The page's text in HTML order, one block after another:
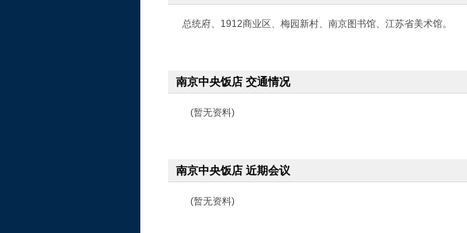
总统府、1912商业区、梅园新村、南京图书馆、江苏省美术馆。
南京中央饭店 交通情况
(暂无资料)
南京中央饭店 近期会议
(暂无资料)